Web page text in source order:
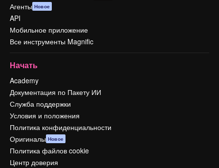
Агенты Новое
API
Мобильное приложение
Все инструменты Magnific
Начать
Academy
Документация по Пакету ИИ
Служба поддержки
Условия и положения
Политика конфиденциальности
Оригиналы Новое
Политика файлов cookie
Центр доверия